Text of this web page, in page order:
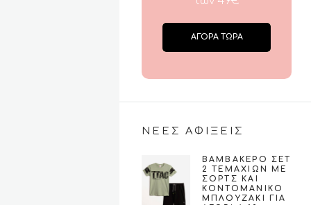
ΑΓΟΡΑ ΤΩΡΑ
ΝΕΕΣ ΑΦΙΞΕΙΣ
ΒΑΜΒΑΚΕΡΌ ΣΕΤ
2 ΤΕΜΑΧΊΩΝ ΜΕ
ΣΟΡΤΣ ΚΑΙ
ΚΟΝΤΟΜΆΝΙΚΟ
ΜΠΛΟΥΖΆΚΙ ΓΙΑ